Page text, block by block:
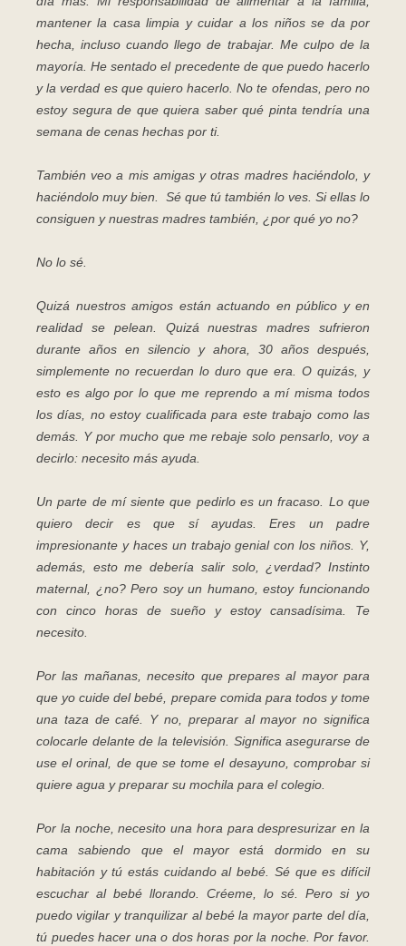
mantener la casa limpia y cuidar a los niños se da por
hecha, incluso cuando llego de trabajar. Me culpo de la
mayoría. He sentado el precedente de que puedo hacerlo
y la verdad es que quiero hacerlo. No te ofendas, pero no
estoy segura de que quiera saber qué pinta tendría una
semana de cenas hechas por ti.
También veo a mis amigas y otras madres haciéndolo, y
haciéndolo muy bien. Sé que tú también lo ves. Si ellas lo
consiguen y nuestras madres también, ¿por qué yo no?
No lo sé.
Quizá nuestros amigos están actuando en público y en
realidad se pelean. Quizá nuestras madres sufrieron
durante años en silencio y ahora, 30 años después,
simplemente no recuerdan lo duro que era. O quizás, y
esto es algo por lo que me reprendo a mí misma todos
los días, no estoy cualificada para este trabajo como las
demás. Y por mucho que me rebaje solo pensarlo, voy a
decirlo: necesito más ayuda.
Un parte de mí siente que pedirlo es un fracaso. Lo que
quiero decir es que sí ayudas. Eres un padre
impresionante y haces un trabajo genial con los niños. Y,
además, esto me debería salir solo, ¿verdad? Instinto
maternal, ¿no?Pero soy un humano, estoy funcionando
con cinco horas de sueño y estoy cansadísima. Te
necesito.
Por las mañanas, necesito que prepares al mayor para
que yo cuide del bebé, prepare comida para todos y tome
una taza de café. Y no, preparar al mayor no significa
colocarle delante de la televisión. Significa asegurarse de
use el orinal, de que se tome el desayuno, comprobar si
quiere agua y preparar su mochila para el colegio.
Por la noche, necesito una hora para despresurizar en la
cama sabiendo que el mayor está dormido en su
habitación y tú estás cuidando al bebé. Sé que es difícil
escuchar al bebé llorando. Créeme, lo sé. Pero si yo
puedo vigilar y tranquilizar al bebé la mayor parte del día,
tú puedes hacer una o dos horas por la noche. Por favor.